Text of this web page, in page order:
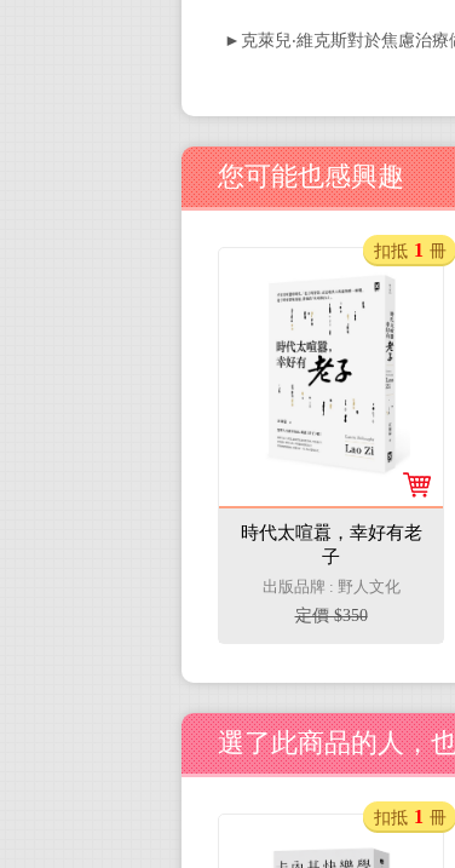
► 克萊兒‧維克斯對於焦慮治
您可能也感興趣
時代太喧囂，幸好有老
子
出版品牌 : 野人文化
定價 $350
扣抵 1 冊
選了此商品的人，
扣抵 1 冊